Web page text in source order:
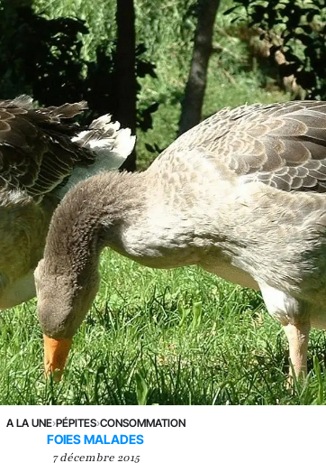
A LA UNE›PÉPITES›CONSOMMATION
FOIES MALADES
7 décembre 2015